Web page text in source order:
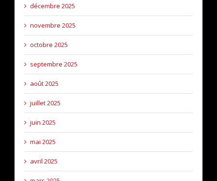
décembre 2025
novembre 2025
octobre 2025
septembre 2025
août 2025
juillet 2025
juin 2025
mai 2025
avril 2025